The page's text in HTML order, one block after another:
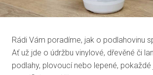
Rádi Vám poradíme, jak o podlahovinu
Ať už jde o údržbu vinylové, dřevěné či
podlahy, plovoucí nebo lepené, pokaždé